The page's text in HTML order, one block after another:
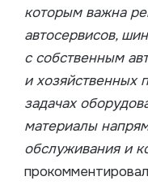
которым важна
автосервисов,
с собственным
и хозяйственных
задачах
материалы
обслуживания и